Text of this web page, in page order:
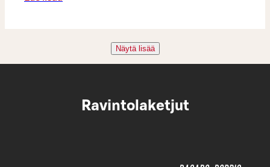
Näytä lisää
Ravintolaketjut